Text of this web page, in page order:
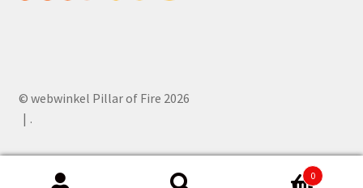
© webwinkel Pillar of Fire 2026
.
0